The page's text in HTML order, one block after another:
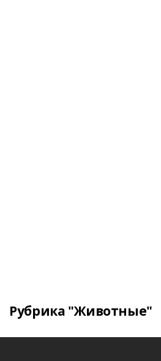
Рубрика "Животные"